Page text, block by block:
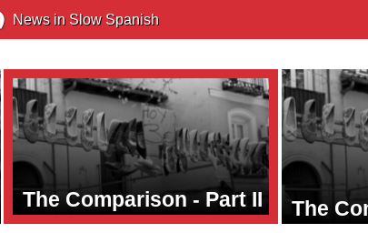
News in Slow Spanish
The Comparison - Part II The